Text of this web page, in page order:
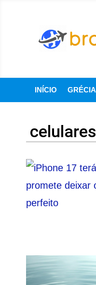
INÍCIO GRÉCIA
celulares